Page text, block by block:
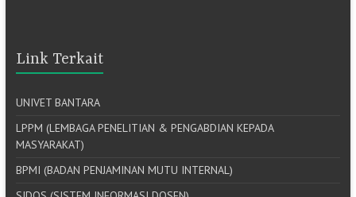
Link Terkait
UNIVET BANTARA
LPPM (LEMBAGA PENELITIAN & PENGABDIAN KEPADA
MASYARAKAT)
BPMI (BADAN PENJAMINAN MUTU INTERNAL)